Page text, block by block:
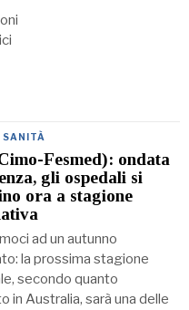
SANITÀ
Fesmed): ondata
gli ospedali si
ora a stagione
ad un autunno
la prossima stagione
secondo quanto
in Australia, sarà una delle